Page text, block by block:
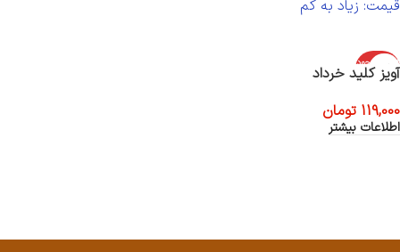
قیمت: زیاد به کم
اتمام موجود
آویز کلید خرداد
119,000 تومان
اطلاعات بیشتر